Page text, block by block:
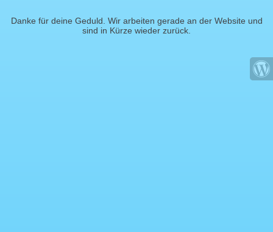
Danke für deine Geduld. Wir arbeiten gerade an der Website und
sind in Kürze wieder zurück.